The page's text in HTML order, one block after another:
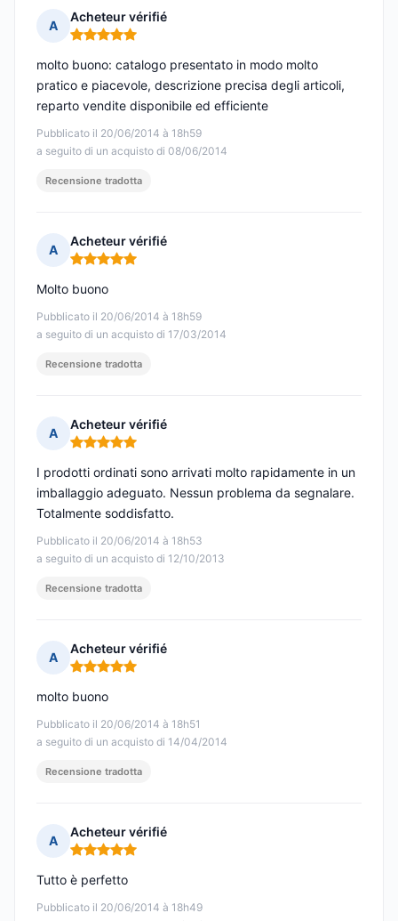
A
Acheteur vérifié
Nota: 5 su 5
Pubblicato il 20/06/2014 à 18h59
a seguito di un acquisto di 08/06/2014
molto buono: catalogo presentato in modo molto
pratico e piacevole, descrizione precisa degli articoli,
reparto vendite disponibile ed efficiente
Recensione tradotta
A
Acheteur vérifié
Nota: 5 su 5
Pubblicato il 20/06/2014 à 18h59
a seguito di un acquisto di 17/03/2014
Molto buono
Recensione tradotta
A
Acheteur vérifié
Nota: 5 su 5
Pubblicato il 20/06/2014 à 18h53
a seguito di un acquisto di 12/10/2013
I prodotti ordinati sono arrivati molto rapidamente in un
imballaggio adeguato. Nessun problema da segnalare.
Totalmente soddisfatto.
Recensione tradotta
A
Acheteur vérifié
Nota: 5 su 5
Pubblicato il 20/06/2014 à 18h51
a seguito di un acquisto di 14/04/2014
molto buono
Recensione tradotta
A
Acheteur vérifié
Nota: 5 su 5
Pubblicato il 20/06/2014 à 18h49
Tutto è perfetto